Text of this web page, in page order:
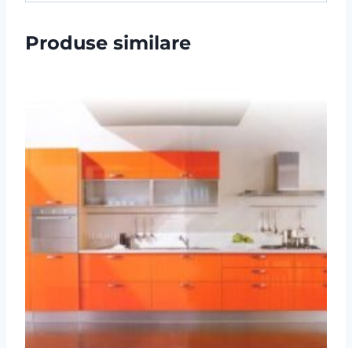
Produse similare